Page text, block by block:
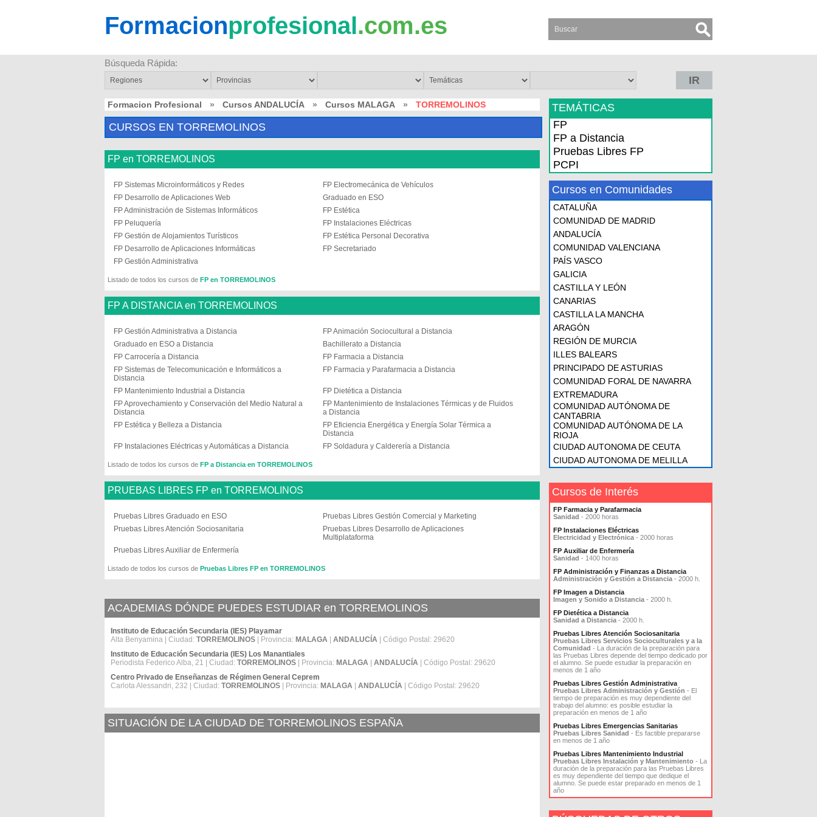
Formacionprofesional.com.es
Búsqueda Rápida:
IR
Formacion Profesional » Cursos ANDALUCÍA » Cursos MALAGA » TORREMOLINOS
CURSOS EN TORREMOLINOS
FP en TORREMOLINOS
FP Sistemas Microinformáticos y Redes
FP Electromecánica de Vehículos
FP Desarrollo de Aplicaciones Web
Graduado en ESO
FP Administración de Sistemas Informáticos
FP Estética
FP Peluquería
FP Instalaciones Eléctricas
FP Gestión de Alojamientos Turísticos
FP Estética Personal Decorativa
FP Desarrollo de Aplicaciones Informáticas
FP Secretariado
FP Gestión Administrativa
Listado de todos los cursos de FP en TORREMOLINOS
FP A DISTANCIA en TORREMOLINOS
FP Gestión Administrativa a Distancia
FP Animación Sociocultural a Distancia
Graduado en ESO a Distancia
Bachillerato a Distancia
FP Carrocería a Distancia
FP Farmacia a Distancia
FP Sistemas de Telecomunicación e Informáticos a
Distancia
FP Farmacia y Parafarmacia a Distancia
FP Mantenimiento Industrial a Distancia
FP Dietética a Distancia
FP Aprovechamiento y Conservación del Medio Natural a
Distancia
FP Mantenimiento de Instalaciones Térmicas y de Fluidos
a Distancia
FP Estética y Belleza a Distancia
FP Eficiencia Energética y Energía Solar Térmica a
Distancia
FP Instalaciones Eléctricas y Automáticas a Distancia
FP Soldadura y Calderería a Distancia
Listado de todos los cursos de FP a Distancia en TORREMOLINOS
PRUEBAS LIBRES FP en TORREMOLINOS
Pruebas Libres Graduado en ESO
Pruebas Libres Gestión Comercial y Marketing
Pruebas Libres Atención Sociosanitaria
Pruebas Libres Desarrollo de Aplicaciones
Multiplataforma
Pruebas Libres Auxiliar de Enfermería
Listado de todos los cursos de Pruebas Libres FP en TORREMOLINOS
ACADEMIAS DÓNDE PUEDES ESTUDIAR en TORREMOLINOS
Instituto de Educación Secundaria (IES) Playamar
Alta Benyamina | Ciudad: TORREMOLINOS | Provincia: MALAGA ANDALUCÍA | Código Postal: 29620
Instituto de Educación Secundaria (IES) Los Manantiales
Periodista Federico Alba, 21 | Ciudad: TORREMOLINOS | Provincia: MALAGA ANDALUCÍA | Código Postal: 29620
Centro Privado de Enseñanzas de Régimen General Ceprem
Carlota Alessandri, 232 | Ciudad: TORREMOLINOS | Provincia: MALAGA ANDALUCÍA | Código Postal: 29620
SITUACIÓN DE LA CIUDAD DE TORREMOLINOS ESPAÑA
TEMÁTICAS
FP
FP a Distancia
Pruebas Libres FP
PCPI
Cursos en Comunidades
CATALUÑA
COMUNIDAD DE MADRID
ANDALUCÍA
COMUNIDAD VALENCIANA
PAÍS VASCO
GALICIA
CASTILLA Y LEÓN
CANARIAS
CASTILLA LA MANCHA
ARAGÓN
REGIÓN DE MURCIA
ILLES BALEARS
PRINCIPADO DE ASTURIAS
COMUNIDAD FORAL DE NAVARRA
EXTREMADURA
COMUNIDAD AUTÓNOMA DE
CANTABRIA
COMUNIDAD AUTÓNOMA DE LA
RIOJA
CIUDAD AUTONOMA DE CEUTA
CIUDAD AUTONOMA DE MELILLA
Cursos de Interés
FP Farmacia y Parafarmacia
Sanidad - 2000 horas
FP Instalaciones Eléctricas
Electricidad y Electrónica - 2000 horas
FP Auxiliar de Enfermería
Sanidad - 1400 horas
FP Administración y Finanzas a Distancia
Administración y Gestión a Distancia - 2000 h.
FP Imagen a Distancia
Imagen y Sonido a Distancia - 2000 h.
FP Dietética a Distancia
Sanidad a Distancia - 2000 h.
Pruebas Libres Atención Sociosanitaria
Pruebas Libres Servicios Socioculturales y a la
Comunidad - La duración de la preparación para
las Pruebas Libres depende del tiempo dedicado por
el alumno. Se puede estudiar la preparación en
menos de 1 año
Pruebas Libres Gestión Administrativa
Pruebas Libres Administración y Gestión - El
tiempo de preparación es muy dependiente del
trabajo del alumno: es posible estudiar la
preparación en menos de 1 año
Pruebas Libres Emergencias Sanitarias
Pruebas Libres Sanidad - Es factible prepararse
en menos de 1 año
Pruebas Libres Mantenimiento Industrial
Pruebas Libres Instalación y Mantenimiento - La
duración de la preparación para las Pruebas Libres
es muy dependiente del tiempo que dedique el
alumno. Se puede estar preparado en menos de 1
año